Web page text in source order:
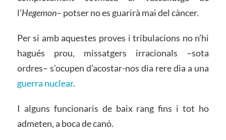
l’Hegemon– potser no es guarirà mai del càncer.
Per si amb aquestes proves i tribulacions no n’hi
hagués prou, missatgers irracionals –sota
ordres– s’ocupen d’acostar-nos dia rere dia a una
guerra nuclear.
I alguns funcionaris de baix rang fins i tot ho
admeten, a boca de canó.